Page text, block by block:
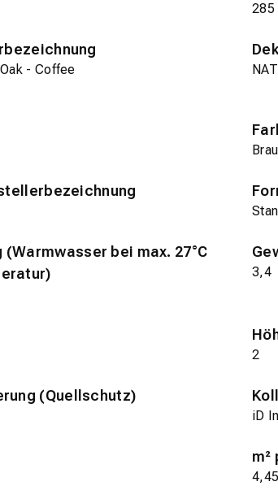
285
- Coffee
bei max. 27°C
3,4
2
(Quellschutz)
iD
m²
4,45